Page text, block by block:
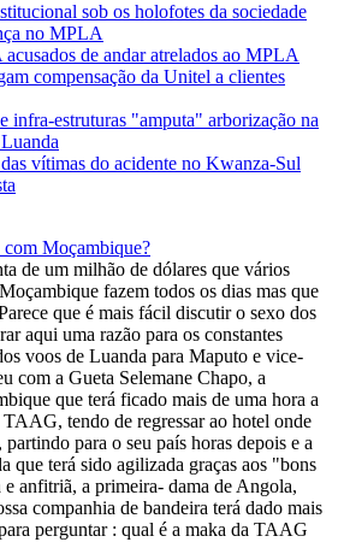
sob os holofotes da sociedade
no MPLA
de andar atrelados ao MPLA
compensação da Unitel a clientes
infra-estruturas "amputa" arborização na
vítimas do acidente no Kwanza-Sul
Moçambique?
de um milhão de dólares que vários
fazem todos os dias mas que
que é mais fácil discutir o sexo dos
aqui uma razão para os constantes
voos de Luanda para Maputo e vice-
com a Gueta Selemane Chapo, a
que terá ficado mais de uma hora a
tendo de regressar ao hotel onde
para o seu país horas depois e a
que terá sido agilizada graças aos "bons
anfitriã, a primeira- dama de Angola,
companhia de bandeira terá dado mais
perguntar : qual é a maka da TAAG